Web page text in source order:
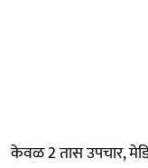
केवळ 2 तास उपचार,